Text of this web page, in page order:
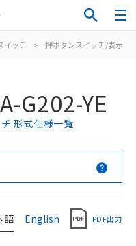
イッチ > 押ボタンスイッチ/表示灯
G202-YE
形式仕様一覧
語 English PDF出力